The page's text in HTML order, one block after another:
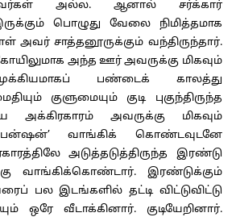
அல்ல. ஆனால் சர்க்கார்
பொழுது வேலை நிமித்தமாக
அவர் சாத்தனூருக்கும் வந்திருந்தார்.
அந்த ஊர் அவருக்கு மிகவும்
முக்கியமாகப் பண்டைக் காலத்து
குளுமையும் குடி புகுந்திருந்த
அக்கிரகாரம் அவருக்கு மிகவும்
‘பென்ஷன்’ வாங்கிக் கொண்டவுடனே
அடுத்தடுத்திருந்த இரண்டு
வாங்கிக்கொண்டார். இரண்டுக்கும்
பல இடங்களில் தட்டி விட்டுவிட்டு
ஒரே வீடாக்கினார். குடியேறினார்.